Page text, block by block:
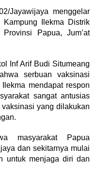
Jayawijaya menggelar
Ilekma Distrik
Papua, Jum’at
Inf Arif Budi Situmeang
serbuan vaksinasi
mendapat respon
sangat antusias
yang dilakukan
masyarakat Papua
dan sekitarnya mulai
untuk menjaga diri dan